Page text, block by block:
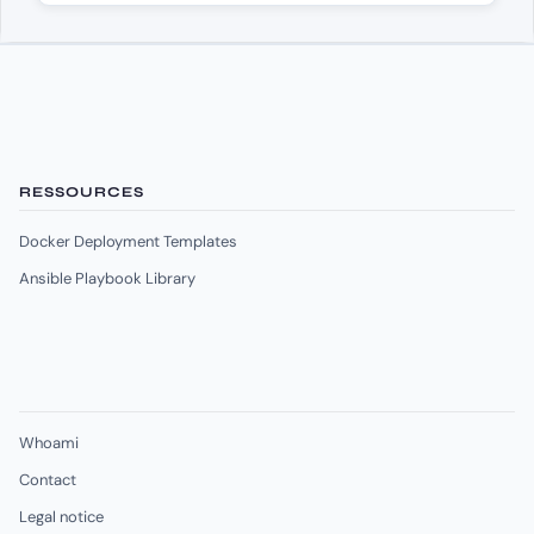
RESSOURCES
Docker Deployment Templates
Ansible Playbook Library
Whoami
Contact
Legal notice